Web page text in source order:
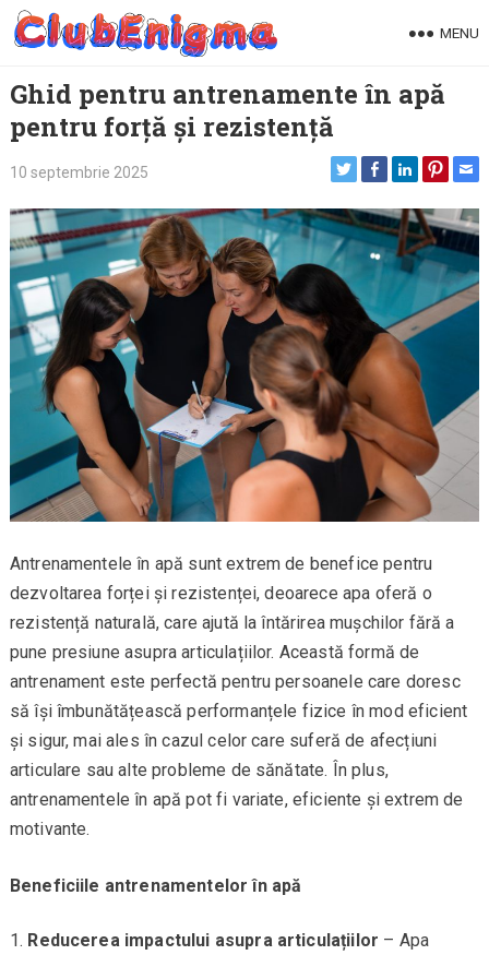
Skip
MENU
Ghid pentru antrenamente în apă
pentru forță și rezistență
10 septembrie 2025
Antrenamentele în apă sunt extrem de benefice pentru
dezvoltarea forței și rezistenței, deoarece apa oferă o
rezistență naturală, care ajută la întărirea mușchilor fără a
pune presiune asupra articulațiilor. Această formă de
antrenament este perfectă pentru persoanele care doresc
să își îmbunătățească performanțele fizice în mod eficient
și sigur, mai ales în cazul celor care suferă de afecțiuni
articulare sau alte probleme de sănătate. În plus,
antrenamentele în apă pot fi variate, eficiente și extrem de
motivante.
Beneficiile antrenamentelor în apă
Reducerea impactului asupra articulațiilor – Apa